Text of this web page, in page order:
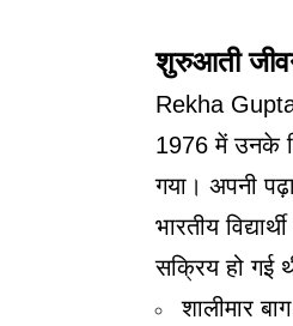
शुरुआती
Rekha
1976 में उनके
गया। अपनी
भारतीय
सक्रिय हो गई
शालीमार